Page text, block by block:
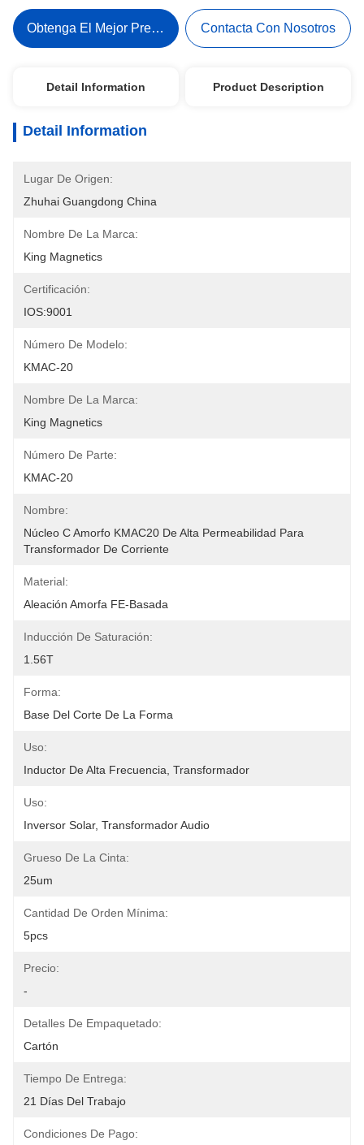
Obtenga El Mejor Precio Contacta Con Nosotros
Detail Information Product Description
Detail Information
Lugar De Origen:
Zhuhai Guangdong China
Nombre De La Marca:
King Magnetics
Certificación:
IOS:9001
Número De Modelo:
KMAC-20
Nombre De La Marca:
King Magnetics
Número De Parte:
KMAC-20
Nombre:
Núcleo C Amorfo KMAC20 De Alta Permeabilidad Para
Transformador De Corriente
Material:
Aleación Amorfa FE-Basada
Inducción De Saturación:
1.56T
Forma:
Base Del Corte De La Forma
Uso:
Inductor De Alta Frecuencia, Transformador
Uso:
Inversor Solar, Transformador Audio
Grueso De La Cinta:
25um
Cantidad De Orden Mínima:
5pcs
Precio:
-
Detalles De Empaquetado:
Cartón
Tiempo De Entrega:
21 Días Del Trabajo
Condiciones De Pago: